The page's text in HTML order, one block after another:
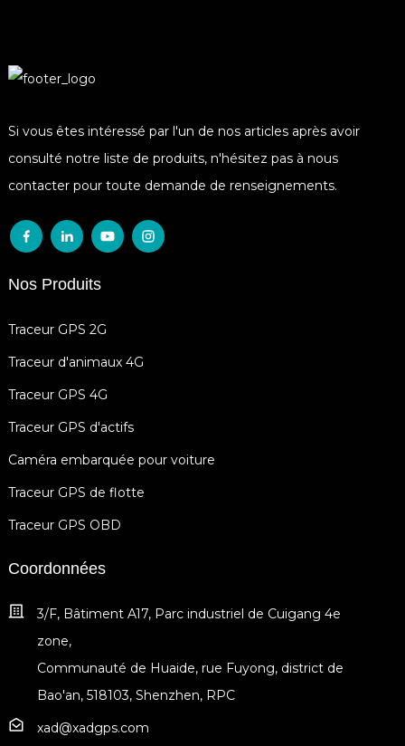
Si vous êtes intéressé par l'un de nos articles après avoir
consulté notre liste de produits, n'hésitez pas à nous
contacter pour toute demande de renseignements.
Nos Produits
Traceur GPS 2G
Traceur d'animaux 4G
Traceur GPS 4G
Traceur GPS d'actifs
Caméra embarquée pour voiture
Traceur GPS de flotte
Traceur GPS OBD
Coordonnées
3/F, Bâtiment A17, Parc industriel de Cuigang 4e
zone,
Communauté de Huaide, rue Fuyong, district de
Bao'an, 518103, Shenzhen, RPC
xad@xadgps.com